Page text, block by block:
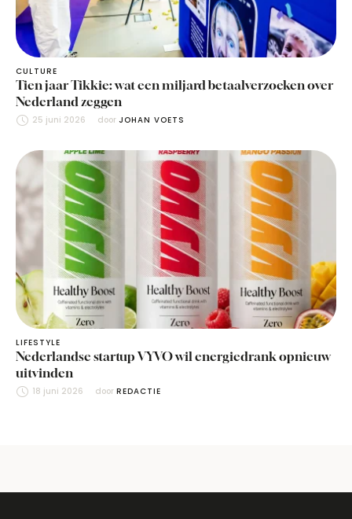
CULTURE
Tien jaar Tikkie: wat een miljard betaalverzoeken over
Nederland zeggen
25 juni 2026 door JOHAN VOETS
LIFESTYLE
Nederlandse startup VYVO wil energiedrank opnieuw
uitvinden
18 juni 2026 door REDACTIE